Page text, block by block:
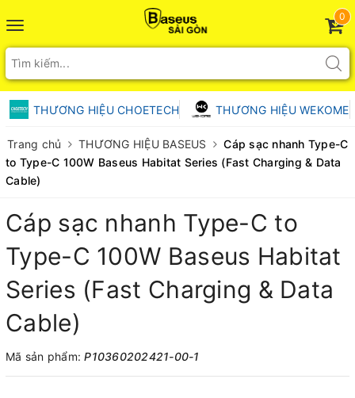
Toggle
navigation
0
THƯƠNG HIỆU CHOETECH THƯƠNG HIỆU WEKOME
Trang chủ THƯƠNG HIỆU BASEUS
Cáp sạc nhanh Type-C
to Type-C 100W Baseus Habitat Series (Fast Charging & Data
Cable)
Cáp sạc nhanh Type-C to
Type-C 100W Baseus Habitat
Series (Fast Charging & Data
Cable)
Mã sản phẩm:P10360202421-00-1